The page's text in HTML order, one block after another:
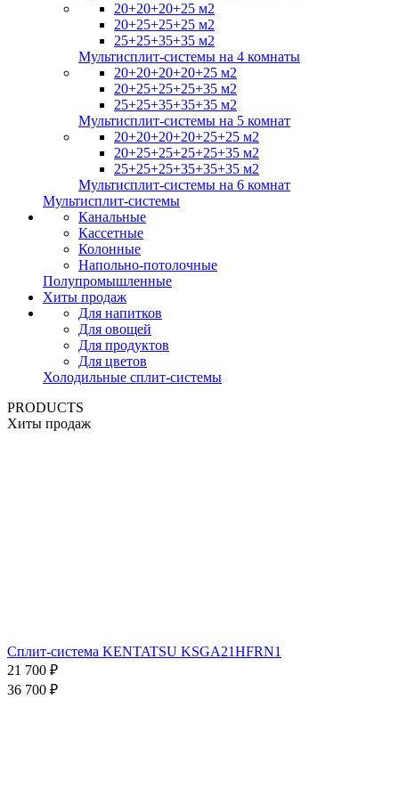
20+20+20+25 м2
20+25+25+25 м2
25+25+35+35 м2
Мультисплит-системы на 4 комнаты
20+20+20+20+25 м2
20+25+25+25+35 м2
25+25+35+35+35 м2
Мультисплит-системы на 5 комнат
20+20+20+20+25+25 м2
20+25+25+25+25+35 м2
25+25+25+35+35+35 м2
Мультисплит-системы на 6 комнат
Мультисплит-системы
Канальные
Кассетные
Колонные
Напольно-потолочные
Полупромышленные
Хиты продаж
Для напитков
Для овощей
Для продуктов
Для цветов
Холодильные сплит-системы
PRODUCTS
Хиты продаж
Сплит-система KENTATSU KSGA21HFRN1
21 700 ₽
36 700 ₽